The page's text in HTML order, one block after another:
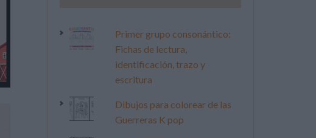
Primer grupo consonántico:
Fichas de lectura,
identificación, trazo y
escritura
Dibujos para colorear de las
Guerreras K pop